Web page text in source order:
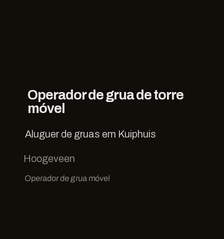
Operador de grua de torre
móvel
Aluguer de gruas em Kuiphuis
Hoogeveen
Operador de grua móvel